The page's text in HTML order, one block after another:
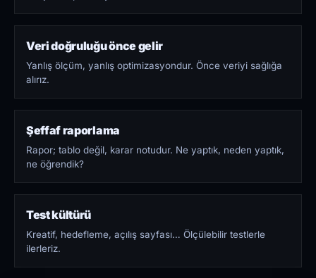
Veri doğruluğu önce gelir
Yanlış ölçüm, yanlış optimizasyondur. Önce veriyi sağlığa
alırız.
Şeffaf raporlama
Rapor; tablo değil, karar notudur. Ne yaptık, neden yaptık,
ne öğrendik?
Test kültürü
Kreatif, hedefleme, açılış sayfası… Ölçülebilir testlerle
ilerleriz.